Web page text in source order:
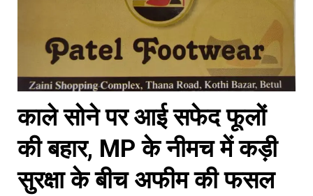
काले सोने पर आई सफेद फूलों
की बहार, MP के नीमच में कड़ी
सुरक्षा के बीच अफीम की फसल